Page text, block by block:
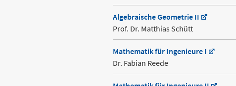
Algebraische Geometrie II
Prof. Dr. Matthias Schütt
Mathematik für Ingenieure I
Dr. Fabian Reede